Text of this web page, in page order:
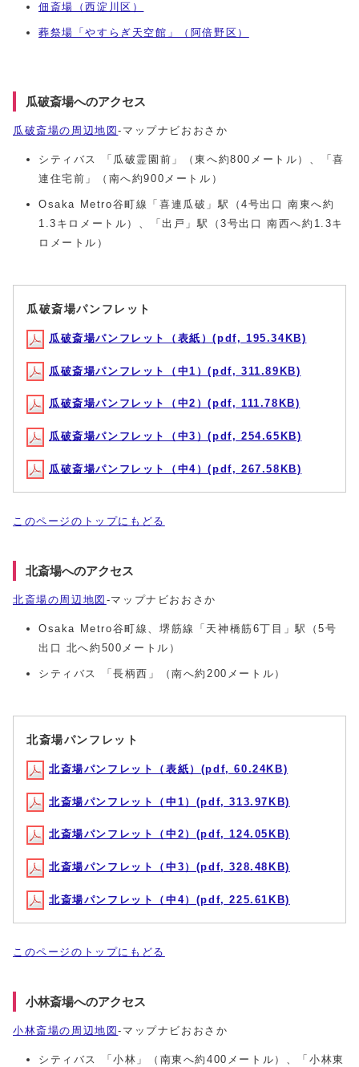
佃斎場（西淀川区）
葬祭場「やすらぎ天空館」（阿倍野区）
瓜破斎場へのアクセス
瓜破斎場の周辺地図-マップナビおおさか
シティバス 「瓜破霊園前」（東へ約800メートル）、「喜
連住宅前」（南へ約900メートル）
Osaka Metro谷町線「喜連瓜破」駅（4号出口 南東へ約
1.3キロメートル）、「出戸」駅（3号出口 南西へ約1.3キ
ロメートル）
瓜破斎場パンフレット
瓜破斎場パンフレット（表紙）(pdf, 195.34KB)
瓜破斎場パンフレット（中1）(pdf, 311.89KB)
瓜破斎場パンフレット（中2）(pdf, 111.78KB)
瓜破斎場パンフレット（中3）(pdf, 254.65KB)
瓜破斎場パンフレット（中4）(pdf, 267.58KB)
このページのトップにもどる
北斎場へのアクセス
北斎場の周辺地図 -マップナビおおさか
Osaka Metro谷町線、堺筋線「天神橋筋6丁目」駅（5号
出口 北へ約500メートル）
シティバス 「長柄西」（南へ約200メートル）
北斎場パンフレット
北斎場パンフレット（表紙）(pdf, 60.24KB)
北斎場パンフレット（中1）(pdf, 313.97KB)
北斎場パンフレット（中2）(pdf, 124.05KB)
北斎場パンフレット（中3）(pdf, 328.48KB)
北斎場パンフレット（中4）(pdf, 225.61KB)
このページのトップにもどる
小林斎場へのアクセス
小林斎場の周辺地図-マップナビおおさか
シティバス 「小林」（南東へ約400メートル）、「小林東